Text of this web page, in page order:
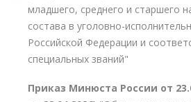
младшего, среднего и старшего
состава в уголовно-
Российской Федерации и
специальных званий"
Приказ Минюста России от